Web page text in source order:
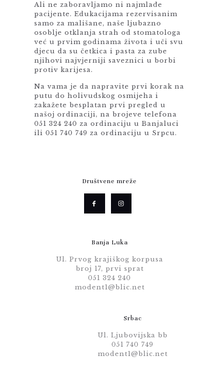
Ali ne zaboravljamo ni najmlađe
pacijente. Edukacijama rezervisanim
samo za mališane, naše ljubazno
osoblje otklanja strah od stomatologa
već u prvim godinama života i uči svu
djecu da su četkica i pasta za zube
njihovi najvjerniji saveznici u borbi
protiv karijesa.
Na vama je da napravite prvi korak na
putu do holivudskog osmijeha i
zakažete besplatan prvi pregled u
našoj ordinaciji, na brojeve telefona
051 324 240 za ordinaciju u Banjaluci
ili 051 740 749 za ordinaciju u Srpcu.
Društvene mreže
Banja Luka
Ul. Prvog krajiškog korpusa
broj 17, prvi sprat
051 324 240
modent1@blic.net
Srbac
Ul. Ljubovijska bb
051 740 749
modent1@blic.net